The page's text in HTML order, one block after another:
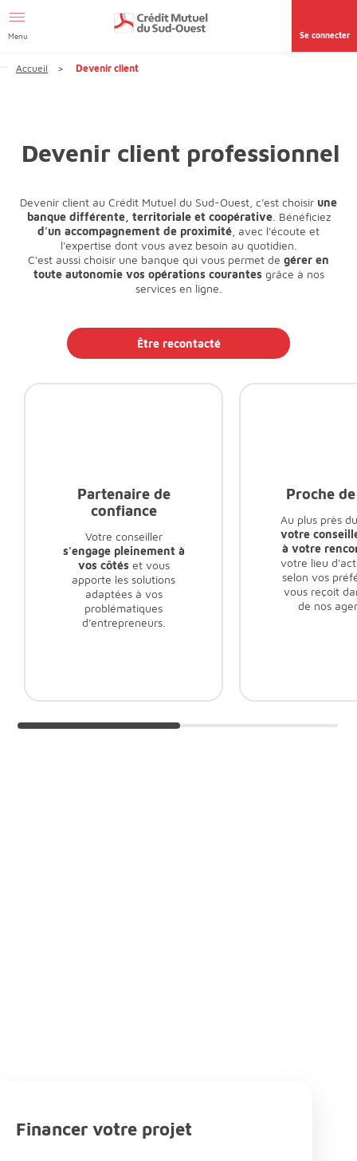
Menu Se connecter
Accueil Devenir client
Devenir client professionnel
Devenir client au Crédit Mutuel du Sud-Ouest, c'est choisir une
banque différente, territoriale et coopérative. Bénéficiez
d'un accompagnement de proximité , avec l'écoute et
l'expertise dont vous avez besoin au quotidien.
C'est aussi choisir une banque qui vous permet de gérer en
toute autonomie vos opérations courantesgrâce à nos
services en ligne.
Être recontacté
Partenaire de
confiance
Votre conseiller
s'engage pleinement à
vos côtéset vous
apporte les solutions
adaptées à vos
problématiques
d'entrepreneurs.
Proche
Au plus près
votre
à votre
votre lieu
selon vos
vous reçoit
de nos
Financer votre projet